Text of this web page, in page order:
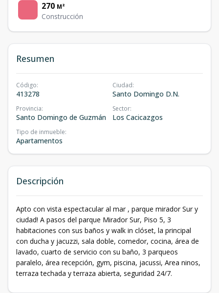
270 M²
Construcción
Resumen
Código:
413278
Ciudad:
Santo Domingo D.N.
Provincia:
Santo Domingo de Guzmán
Sector:
Los Cacicazgos
Tipo de inmueble:
Apartamentos
Descripción
Apto con vista espectacular al mar , parque mirador Sur y
ciudad! A pasos del parque Mirador Sur, Piso 5, 3
habitaciones con sus baños y walk in clóset, la principal
con ducha y jacuzzi, sala doble, comedor, cocina, área de
lavado, cuarto de servicio con su baño, 3 parqueos
paralelo, área recepción, gym, piscina, jacussi, Area ninos,
terraza techada y terraza abierta, seguridad 24/7.